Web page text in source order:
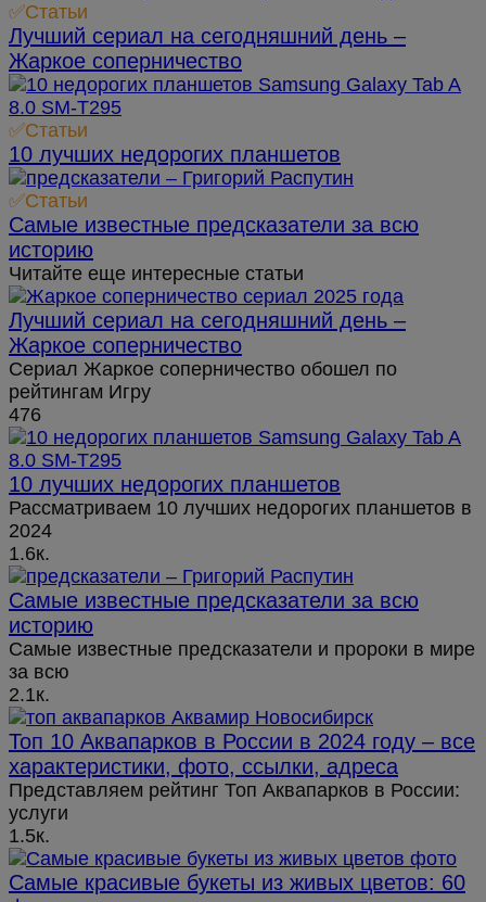
✅Статьи
Лучший сериал на сегодняшний день –
Жаркое соперничество
✅Статьи
10 лучших недорогих планшетов
✅Статьи
Самые известные предсказатели за всю
историю
Читайте еще интересные статьи
Лучший сериал на сегодняшний день –
Жаркое соперничество
Сериал Жаркое соперничество обошел по
рейтингам Игру
476
10 лучших недорогих планшетов
Рассматриваем 10 лучших недорогих планшетов в
2024
1.6к.
Самые известные предсказатели за всю
историю
Самые известные предсказатели и пророки в мире
за всю
2.1к.
Топ 10 Аквапарков в России в 2024 году – все
характеристики, фото, ссылки, адреса
Представляем рейтинг Топ Аквапарков в России:
услуги
1.5к.
Самые красивые букеты из живых цветов: 60